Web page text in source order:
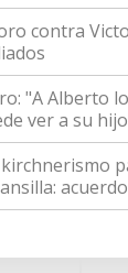
contra
"A Alberto
ver a su
kirchnerismo